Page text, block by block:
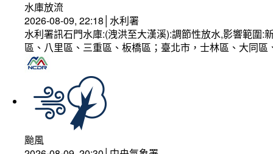
水庫放流
2026-08-09, 22:18│水利署
水利署訊石門水庫:(洩洪至大漢溪):調節性放水,影響範圍
區、八里區、三重區、板橋區；臺北市，士林區、大同
颱風